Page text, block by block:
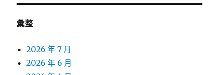
彙整
2026 年 7 月
2026 年 6 月